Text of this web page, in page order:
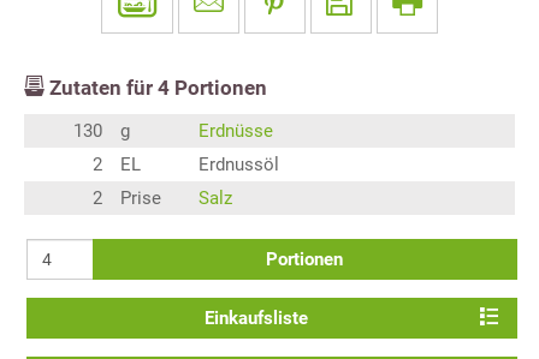
Zutaten für 4 Portionen
130 g
Erdnüsse
2
EL
Erdnussöl
2
Prise Salz
Portionen
Einkaufsliste